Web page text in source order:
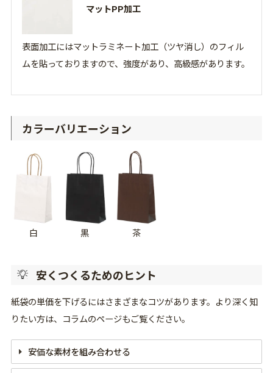
マットPP加工
表面加工にはマットラミネート加工（ツヤ消し）のフィル
ムを貼っておりますので、強度があり、高級感があります。
カラーバリエーション
白 黒 茶
安くつくるためのヒント
紙袋の単価を下げるにはさまざまなコツがあります。より深く知
りたい方は、コラムのページもご覧ください。
安価な素材を組み合わせる